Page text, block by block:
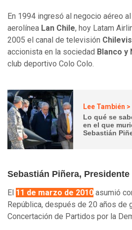
En 1994 ingresó al negocio aéreo
aerolínea Lan Chile, hoy Latam
2005 el canal de televisión
accionista en la sociedad Blanco y
club deportivo Colo Colo.
Lee También >
Lo qué se
en el que
Sebastián
Sebastián Piñera,
El 11 de marzo de 2010 asumió
República, después de 20 años de
Concertación de Partidos por la